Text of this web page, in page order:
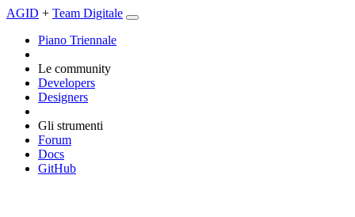
AGID + Team Digitale
Piano Triennale
Le community
Developers
Designers
Gli strumenti
Forum
Docs
GitHub